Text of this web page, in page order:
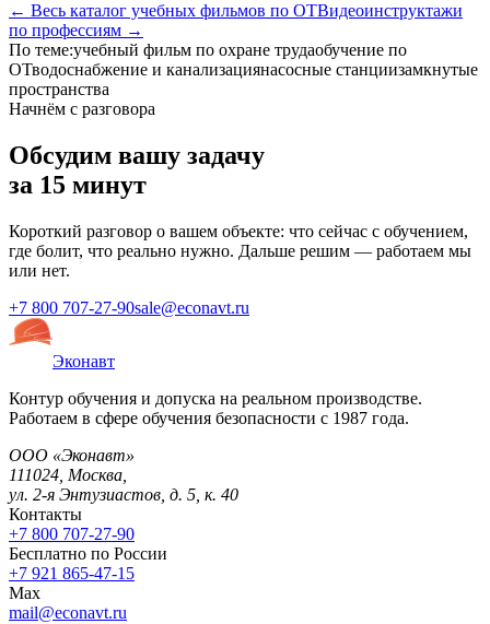
← Весь каталог учебных фильмов по ОТВидеоинструктажи
по профессиям →
По теме:учебный фильм по охране трудаобучение по
ОТводоснабжение и канализациянасосные станциизамкнутые
пространства
Начнём с разговора
Обсудим вашу задачу
за 15 минут
Короткий разговор о вашем объекте: что сейчас с обучением,
где болит, что реально нужно. Дальше решим — работаем мы
или нет.
+7 800 707-27-90sale@econavt.ru
Эконавт
Контур обучения и допуска на реальном производстве.
Работаем в сфере обучения безопасности с 1987 года.
ООО «Эконавт»
111024 Москва
ул. 2-я Энтузиастов, д. 5, к. 40
Контакты
+7 800 707-27-90
Бесплатно по России
+7 921 865-47-15
Max
mail@econavt.ru